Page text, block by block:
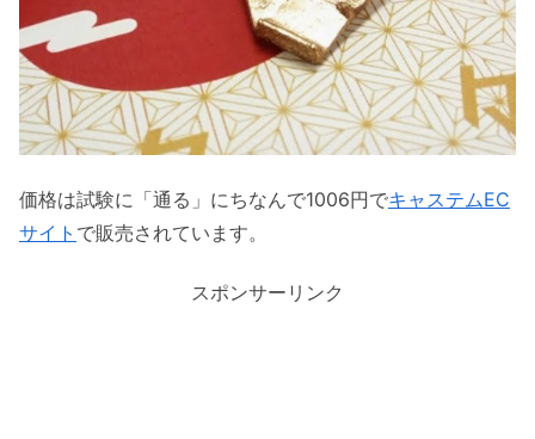
価格は試験に「通る」にちなんで1006円でキャステムEC
サイト で販売されています。
スポンサーリンク